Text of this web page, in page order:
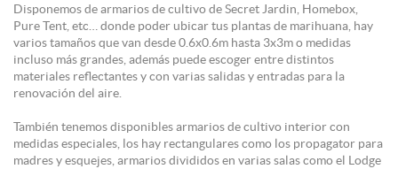
Disponemos de armarios de cultivo de Secret Jardin, Homebox,
Pure Tent, etc… donde poder ubicar tus plantas de marihuana, hay
varios tamaños que van desde 0.6x0.6m hasta 3x3m o medidas
incluso más grandes, además puede escoger entre distintos
materiales reflectantes y con varias salidas y entradas para la
renovación del aire.
También tenemos disponibles armarios de cultivo interior con
medidas especiales, los hay rectangulares como los propagator para
madres y esquejes, armarios divididos en varias salas como el Lodge